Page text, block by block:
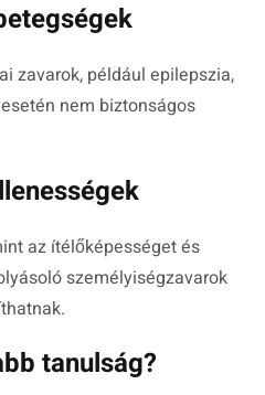
zavarok, például epilepszia,
nem biztonságos
az ítélőképességet és
személyiségzavarok
tanulság?